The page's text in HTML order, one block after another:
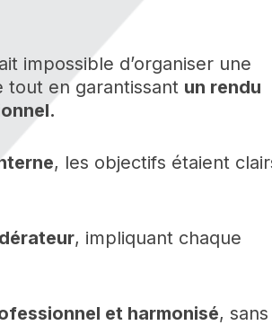
impossible d’organiser une
tout en garantissant un rendu
, les objectifs étaient
, impliquant chaque
et harmonisé, sans